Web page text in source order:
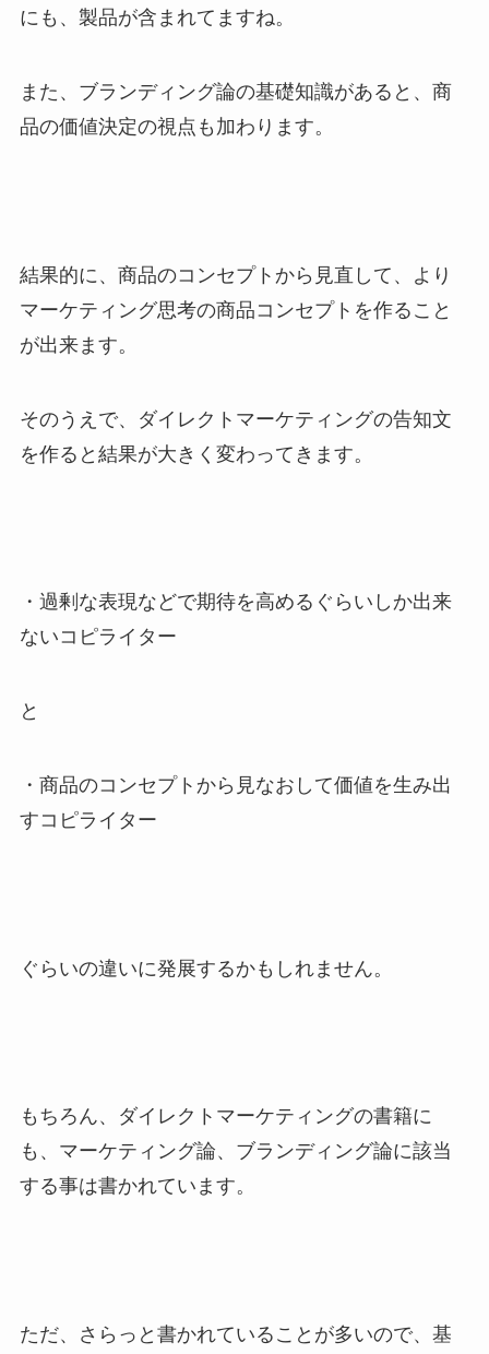
にも、製品が含まれてますね。
また、ブランディング論の基礎知識があると、商
品の価値決定の視点も加わります。
結果的に、商品のコンセプトから見直して、より
マーケティング思考の商品コンセプトを作ること
が出来ます。
そのうえで、ダイレクトマーケティングの告知文
を作ると結果が大きく変わってきます。
・過剰な表現などで期待を高めるぐらいしか出来
ないコピライター
と
・商品のコンセプトから見なおして価値を生み出
すコピライター
ぐらいの違いに発展するかもしれません。
もちろん、ダイレクトマーケティングの書籍に
も、マーケティング論、ブランディング論に該当
する事は書かれています。
ただ、さらっと書かれていることが多いので、基